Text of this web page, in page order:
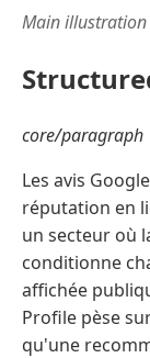
Main illustration
core/paragraph
Les avis
réputation en
un secteur où
conditionne
affichée
Profile pèse
qu'une